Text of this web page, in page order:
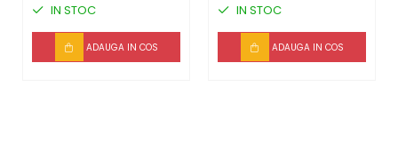
22 mm , Albastru
IN STOC
ADAUGA IN COS
IN STOC
ADAUGA IN COS